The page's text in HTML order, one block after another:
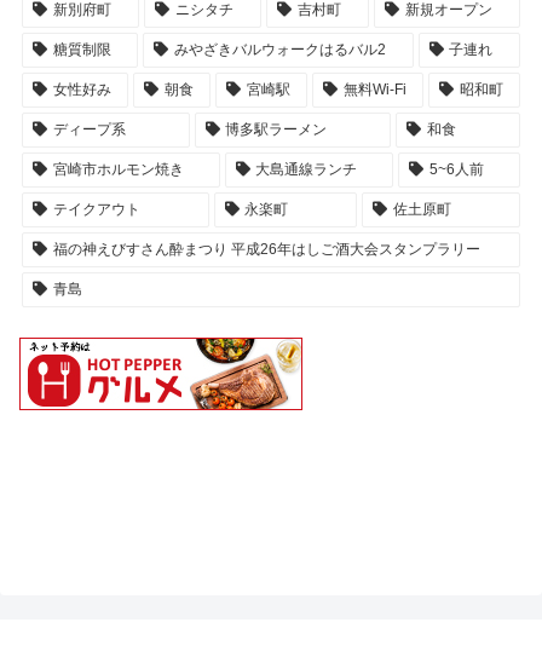
新別府町 ニシタチ 吉村町 新規オープン
糖質制限 みやざきバルウォークはるバル2 子連れ
女性好み 朝食 宮崎駅 無料Wi-Fi 昭和町
ディープ系 博多駅ラーメン 和食
宮崎市ホルモン焼き 大島通線ランチ 5~6人前
テイクアウト 永楽町 佐土原町
福の神えびすさん酔まつり 平成26年はしご酒大会スタンプラリー
青島